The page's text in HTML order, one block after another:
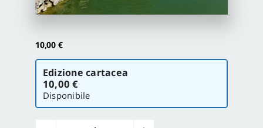
10,00 €
Scegli
versione
Edizione cartacea
10,00 €
Disponibile